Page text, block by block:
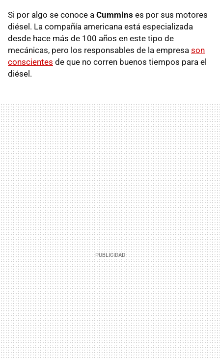
Si por algo se conoce a Cummins es por sus motores
diésel. La compañía americana está especializada
desde hace más de 100 años en este tipo de
mecánicas, pero los responsables de la empresa son
conscientes de que no corren buenos tiempos para el
diésel.